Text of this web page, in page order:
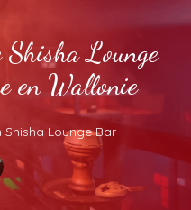
Shisha Lounge
en Wallonie
Shisha Lounge Bar